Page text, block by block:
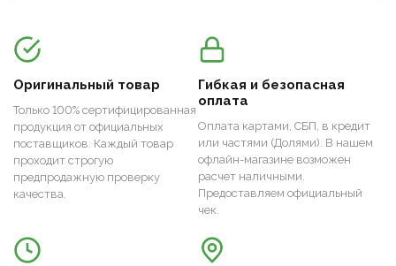
Оригинальный товар
Только 100% сертифицированная
продукция от официальных
поставщиков. Каждый товар
проходит строгую
предпродажную проверку
качества.
Гибкая и безопасная
оплата
Оплата картами, СБП, в кредит
или частями (Долями). В нашем
офлайн-магазине возможен
расчет наличными.
Предоставляем официальный
чек.